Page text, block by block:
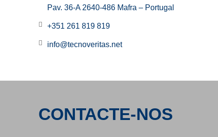
Pav. 36-A 2640-486 Mafra – Portugal
+351 261 819 819
info@tecnoveritas.net
CONTACTE-NOS